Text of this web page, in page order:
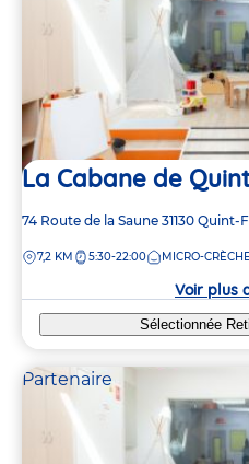
La Cabane de
Adresse
la
74 Route de la Saune 31130 Quint-
DISTANCE
7,2 KM 5:30-22:00 MICRO-CRÈCHE
Voir plus
Sélectionnée
Partenaire